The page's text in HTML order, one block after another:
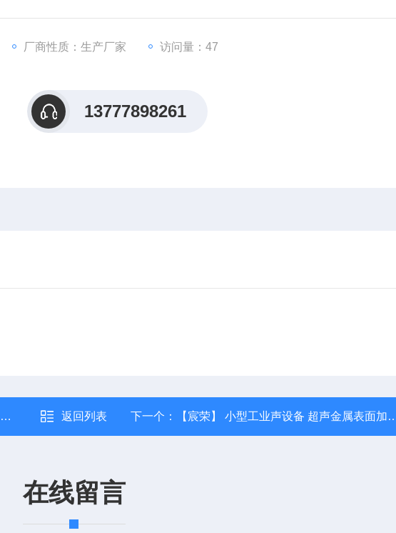
厂商性质：生产厂家 访问量：47
13777898261
返回列表 下一个： 【宸荣】 小型工业声设备 超声金属表面加工设备 操作方便 可支持定制
在线留言